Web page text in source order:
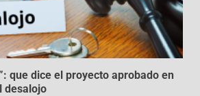
que dice el proyecto aprobado en
desalojo